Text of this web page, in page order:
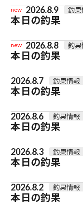
new 2026.8.9 釣
本日の釣果
new 2026.8.8 釣
本日の釣果
2026.8.7 釣果情報
本日の釣果
2026.8.6 釣果情報
本日の釣果
2026.8.3 釣果情報
本日の釣果
2026.8.2 釣果情報
本日の釣果